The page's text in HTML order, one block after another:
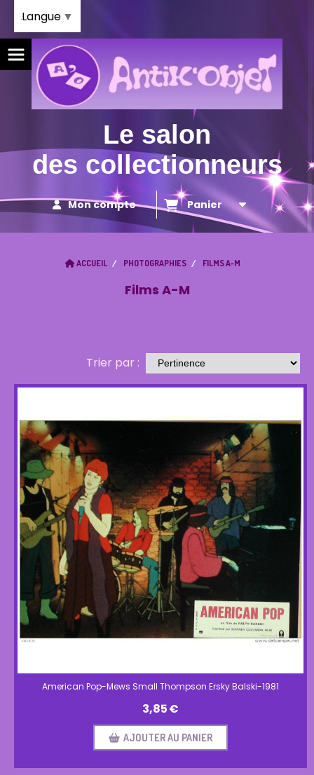
Le salon
des collectionneurs
Mon compte Panier
ACCUEIL PHOTOGRAPHIES FILMS A-M
Films A-M
Trier par :
American Pop-Mews Small Thompson Ersky Balski-1981
3,85€
AJOUTER AU PANIER
Langue ▼